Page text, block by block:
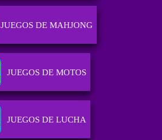
JUEGOS DE MAHJONG
JUEGOS DE MOTOS
JUEGOS DE LUCHA